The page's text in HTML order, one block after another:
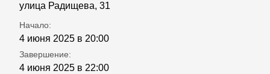
улица Радищева, 31
Начало:
4 июня 2025 в 20:00
Завершение:
4 июня 2025 в 22:00